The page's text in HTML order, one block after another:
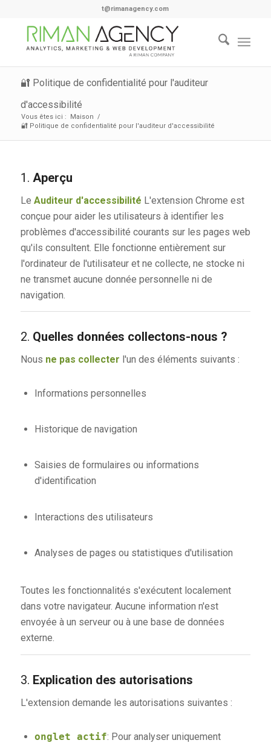
t@rimanagency.com
🔐 Politique de confidentialité pour l'auditeur
d'accessibilité
Vous êtes ici : Maison /
🔐 Politique de confidentialité pour l'auditeur d'accessibilité
1. Aperçu
Le Auditeur d'accessibilité L'extension Chrome est
conçue pour aider les utilisateurs à identifier les
problèmes d'accessibilité courants sur les pages web
qu'ils consultent. Elle fonctionne entièrement sur
l'ordinateur de l'utilisateur et ne collecte, ne stocke ni
ne transmet aucune donnée personnelle ni de
navigation.
2. Quelles données collectons-nous ?
Nous ne pas collecter l'un des éléments suivants :
Informations personnelles
Historique de navigation
Saisies de formulaires ou informations
d'identification
Interactions des utilisateurs
Analyses de pages ou statistiques d'utilisation
Toutes les fonctionnalités s'exécutent localement
dans votre navigateur. Aucune information n'est
envoyée à un serveur ou à une base de données
externe.
3. Explication des autorisations
L'extension demande les autorisations suivantes :
onglet actif: Pour analyser uniquement